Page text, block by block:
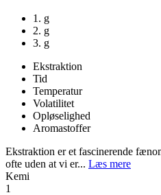
1. g
2. g
3. g
Ekstraktion
Tid
Temperatur
Volatilitet
Opløselighed
Aromastoffer
Ekstraktion er et fascinerende
ofte uden at vi er... Læs mere
Kemi
1